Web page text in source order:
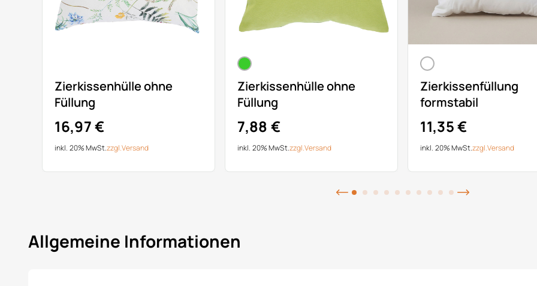
Zierkissenhülle ohne
Füllung
16,97 €
inkl. 20% MwSt.zzgl.Versand
Zierkissenhülle ohne
Füllung
7,88 €
inkl. 20% MwSt.zzgl.Versand
Zierkissenfüllung
formstabil
11,35 €
inkl. 20% MwSt.zzgl.Versand
Allgemeine Informationen